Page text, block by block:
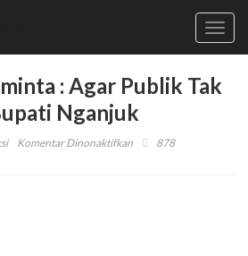
: Agar Publik Tak
Nganjuk
Komentar Dinonaktifkanpada
878